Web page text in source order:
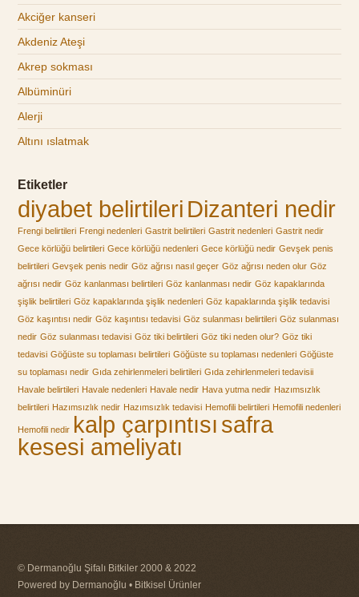
Akciğer kanseri
Akdeniz Ateşi
Akrep sokması
Albüminüri
Alerji
Altını ıslatmak
Etiketler
diyabet belirtileri Dizanteri nedir
Frengi belirtileri Frengi nedenleri Gastrit belirtileri Gastrit nedenleri Gastrit nedir
Gece körlüğü belirtileri Gece körlüğü nedenleri Gece körlüğü nedir Gevşek penis
belirtileri Gevşek penis nedir Göz ağrısı nasıl geçer Göz ağrısı neden olur Göz
ağrısı nedir Göz kanlanması belirtileri Göz kanlanması nedir Göz kapaklarında
şişlik belirtileri Göz kapaklarında şişlik nedenleri Göz kapaklarında şişlik tedavisi
Göz kaşıntısı nedir Göz kaşıntısı tedavisi Göz sulanması belirtileri Göz sulanması
nedir Göz sulanması tedavisi Göz tiki belirtileri Göz tiki neden olur? Göz tiki
tedavisi Göğüste su toplaması belirtileri Göğüste su toplaması nedenleri Göğüste
su toplaması nedir Gıda zehirlenmeleri belirtileri Gıda zehirlenmeleri tedavisii
Havale belirtileri Havale nedenleri Havale nedir Hava yutma nedir Hazımsızlık
belirtileri Hazımsızlık nedir Hazımsızlık tedavisi Hemofili belirtileri Hemofili nedenleri
Hemofili nedir kalp çarpıntısı safra
kesesi ameliyatı
© Dermanoğlu Şifalı Bitkiler 2000 & 2022
Powered by Dermanoğlu • Bitkisel Ürünler